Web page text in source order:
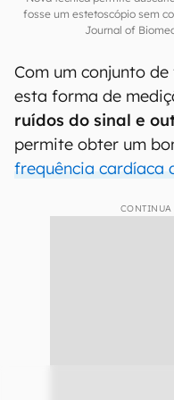
fosse um estetoscópio sem
Journal of
Com um conjunto
esta forma de
ruídos do sinal e
permite obter um
frequência cardíaca